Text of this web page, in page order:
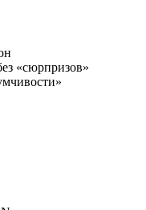
«сюрпризов»